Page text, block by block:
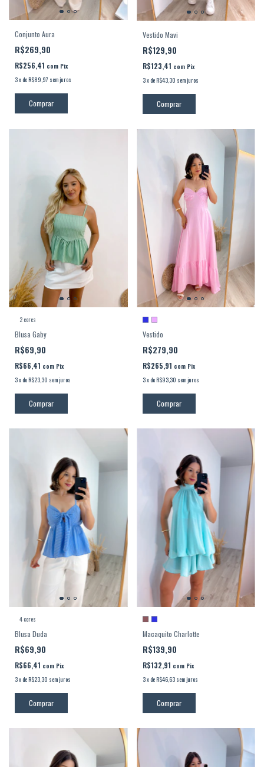
Conjunto Aura
R$269,90
R$256,41 com Pix
3xdeR$89,97 sem juros
Comprar
Vestido Mavi
R$129,90
R$123,41 com Pix
3xdeR$43,30 sem juros
Comprar
2 cores
Blusa Gaby
R$69,90
R$66,41 com Pix
3xdeR$23,30 sem juros
Comprar
Vestido
R$279,90
R$265,91 com Pix
3xdeR$93,30 sem juros
Comprar
4 cores
Blusa Duda
R$69,90
R$66,41 com Pix
3xdeR$23,30 sem juros
Comprar
Macaquito Charlotte
R$139,90
R$132,91 com Pix
3xdeR$46,63 sem juros
Comprar